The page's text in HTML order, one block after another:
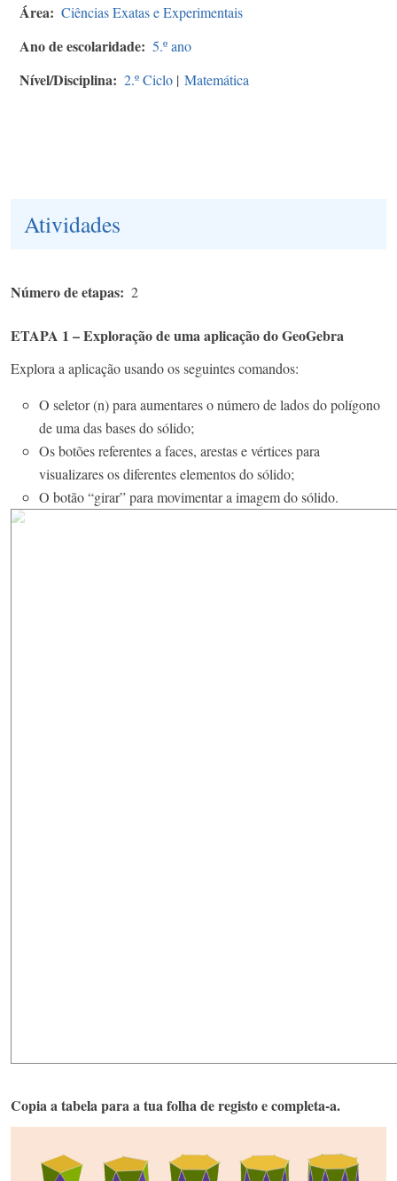
Área Ciências Exatas e Experimentais
Ano de escolaridade 5.º ano
Nível/Disciplina 2.º Ciclo | Matemática
Atividades
Número de etapas 2
ETAPA 1 – Exploração de uma aplicação do GeoGebra
Explora a aplicação usando os seguintes comandos:
O seletor (n) para aumentares o número de lados do polígono
de uma das bases do sólido;
Os botões referentes a faces, arestas e vértices para
visualizares os diferentes elementos do sólido;
O botão “girar” para movimentar a imagem do sólido.
Copia a tabela para a tua folha de registo e completa-a.